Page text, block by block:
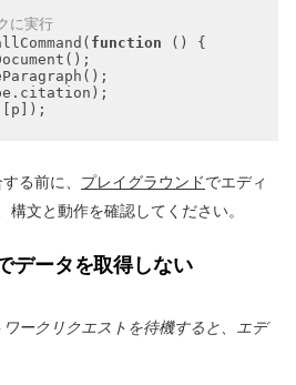
に実行
function ( )
る前に、 プレイグラウンドでエディ
構文と動作を確認してください。
データを取得しない
ークリクエストを待機すると、エデ